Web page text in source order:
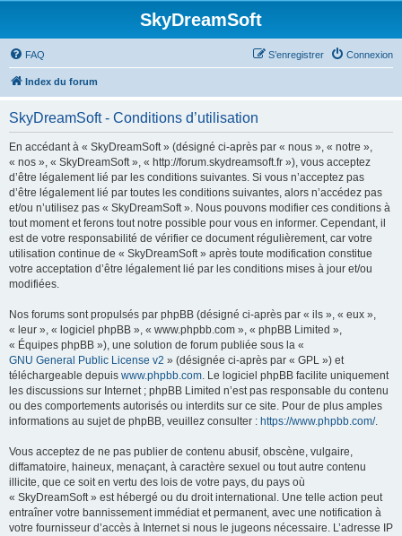
SkyDreamSoft
FAQ Connexion
S’enregistrer
Index du forum
SkyDreamSoft - Conditions d’utilisation
En accédant à « SkyDreamSoft » (désigné ci-après par « nous », « notre »,
« nos », « SkyDreamSoft », « http://forum.skydreamsoft.fr »), vous acceptez
d’être légalement lié par les conditions suivantes. Si vous n’acceptez pas
d’être légalement lié par toutes les conditions suivantes, alors n’accédez pas
et/ou n’utilisez pas « SkyDreamSoft ». Nous pouvons modifier ces conditions à
tout moment et ferons tout notre possible pour vous en informer. Cependant, il
est de votre responsabilité de vérifier ce document régulièrement, car votre
utilisation continue de « SkyDreamSoft » après toute modification constitue
votre acceptation d’être légalement lié par les conditions mises à jour et/ou
modifiées.
Nos forums sont propulsés par phpBB (désigné ci-après par « ils », « eux »,
« leur », « logiciel phpBB », « www.phpbb.com », « phpBB Limited »,
« Équipes phpBB »), une solution de forum publiée sous la «
GNU General Public License v2 » (désignée ci-après par « GPL ») et
téléchargeable depuis www.phpbb.com. Le logiciel phpBB facilite uniquement
les discussions sur Internet ; phpBB Limited n’est pas responsable du contenu
ou des comportements autorisés ou interdits sur ce site. Pour de plus amples
informations au sujet de phpBB, veuillez consulter : https://www.phpbb.com/.
Vous acceptez de ne pas publier de contenu abusif, obscène, vulgaire,
diffamatoire, haineux, menaçant, à caractère sexuel ou tout autre contenu
illicite, que ce soit en vertu des lois de votre pays, du pays où
« SkyDreamSoft » est hébergé ou du droit international. Une telle action peut
entraîner votre bannissement immédiat et permanent, avec une notification à
votre fournisseur d’accès à Internet si nous le jugeons nécessaire. L’adresse IP